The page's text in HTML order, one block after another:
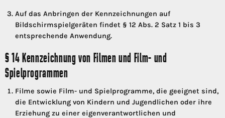
Auf das Anbringen der Kennzeichnungen auf
Bildschirmspielgeräten findet § 12 Abs. 2 Satz 1 bis 3
entsprechende Anwendung.
§ 14 Kennzeichnung von Filmen und Film- und
Spielprogrammen
Filme sowie Film- und Spielprogramme, die geeignet sind,
die Entwicklung von Kindern und Jugendlichen oder ihre
Erziehung zu einer eigenverantwortlichen und